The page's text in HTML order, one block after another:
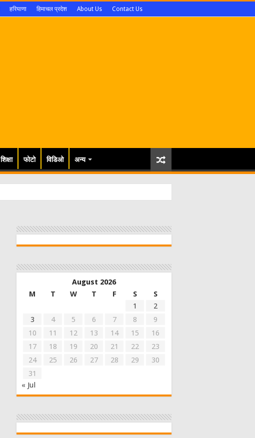
हरियाणा हिमाचल प्रदेश About Us Contact Us
शिक्षा फोटो विडिओ अन्य
August 2026
M
T W T F S
S
1
2
3
4 5 6 7 8
9
10
11 12 13 14 15
16
17
18 19 20 21 22
23
24
25 26 27 28 29
30
31
« Jul